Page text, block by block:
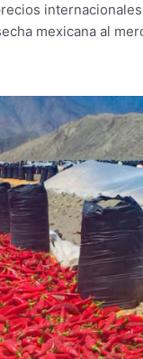
mexicana al